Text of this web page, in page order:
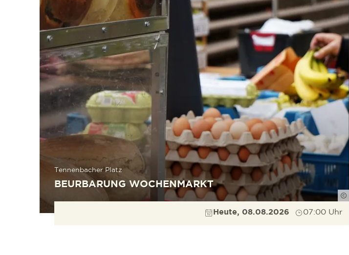
Tennenbacher Platz
BEURBARUNG WOCHENMARKT
Heute, 08.08.2026 07:00 Uhr